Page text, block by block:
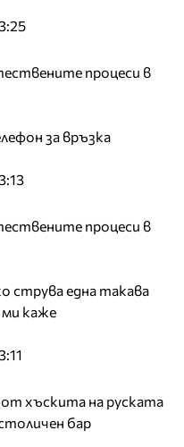
процеси в
за връзка
процеси в
струва една такава
ми каже
от хъскита на руската
бар